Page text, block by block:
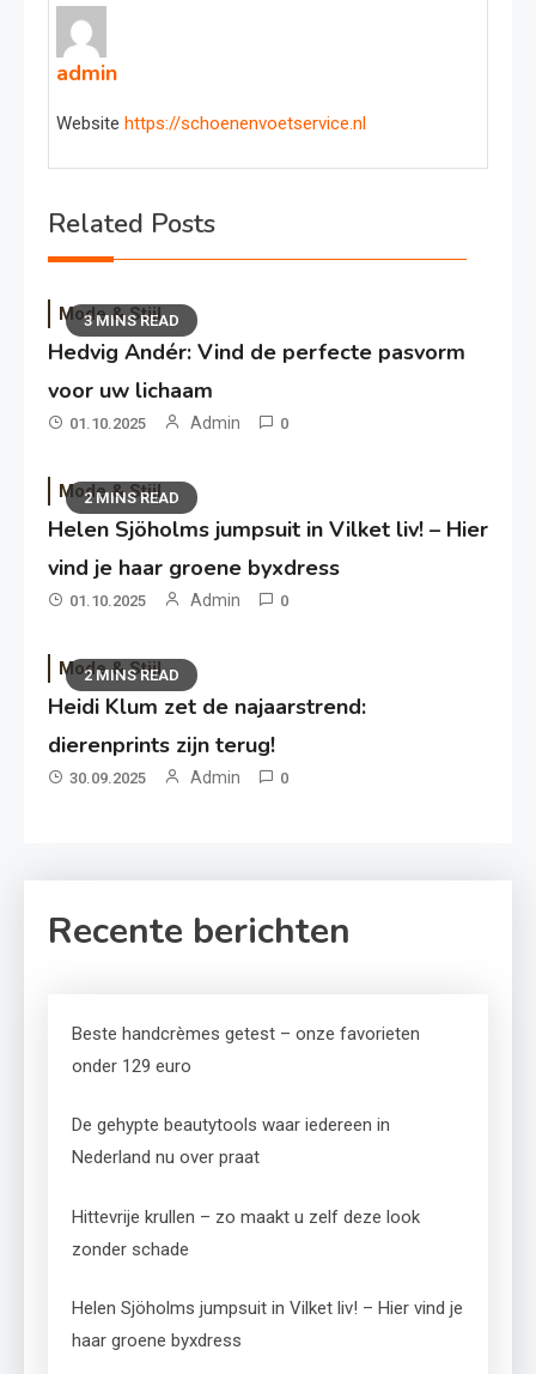
admin
Website https://schoenenvoetservice.nl
Related Posts
3 MINS READ
Mode & Stijl
Hedvig Andér: Vind de perfecte pasvorm
voor uw lichaam
01.10.2025 Admin 0
2 MINS READ
Mode & Stijl
Helen Sjöholms jumpsuit in Vilket liv! – Hier
vind je haar groene byxdress
01.10.2025 Admin 0
2 MINS READ
Mode & Stijl
Heidi Klum zet de najaarstrend:
dierenprints zijn terug!
30.09.2025 Admin 0
Recente berichten
Beste handcrèmes getest – onze favorieten
onder 129 euro
De gehypte beautytools waar iedereen in
Nederland nu over praat
Hittevrije krullen – zo maakt u zelf deze look
zonder schade
Helen Sjöholms jumpsuit in Vilket liv! – Hier vind je
haar groene byxdress